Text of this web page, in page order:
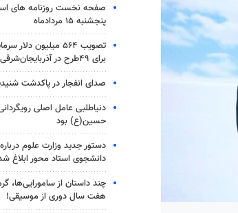
صفحه نخست روزنامه های
پنجشنبه ۱۵ مردادماه
تصویب ۵۶۴ میلیون
برای ۴۹طرح در آذربایجان‌شرقی
صدای انفجار در پاکدشت
دنیاطلبی عامل اصلی
حسین(ع) بود
دستور جدید وزارت علوم
دانشجوی استاد محور ابلاغ
چند داستان از سامورایی‌ها،
هفت سال دوری از موسیقی!